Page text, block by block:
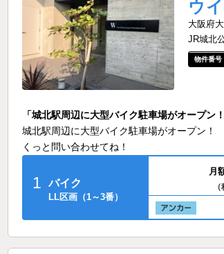
ウ
大阪府
JR城北
「城北駅周辺に大型バイク駐車場がオープン！
城北駅周辺に大型バイク駐車場がオープン
くっと問い合わせてね！
1 バイク
LL区画（1～3番）
月